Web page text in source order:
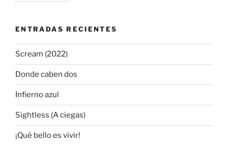
ENTRADAS RECIENTES
Scream (2022)
Donde caben dos
Infierno azul
Sightless (A ciegas)
¡Qué bello es vivir!